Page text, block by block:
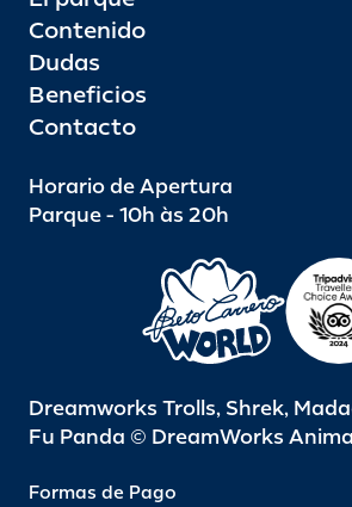
Contenido
Dudas
Beneficios
Contacto
Horario de Apertura
Parque - 10h às 20h
Dreamworks Trolls, Shrek,
Fu Panda © DreamWorks
Formas de Pago